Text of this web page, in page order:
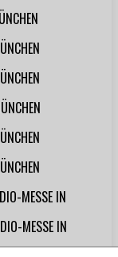
MESSE IN
MESSE IN